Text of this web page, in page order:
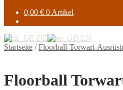
0,00 € 0 Artikel
DE
EN
Startseite /Floorball-Torwart-
Floorball